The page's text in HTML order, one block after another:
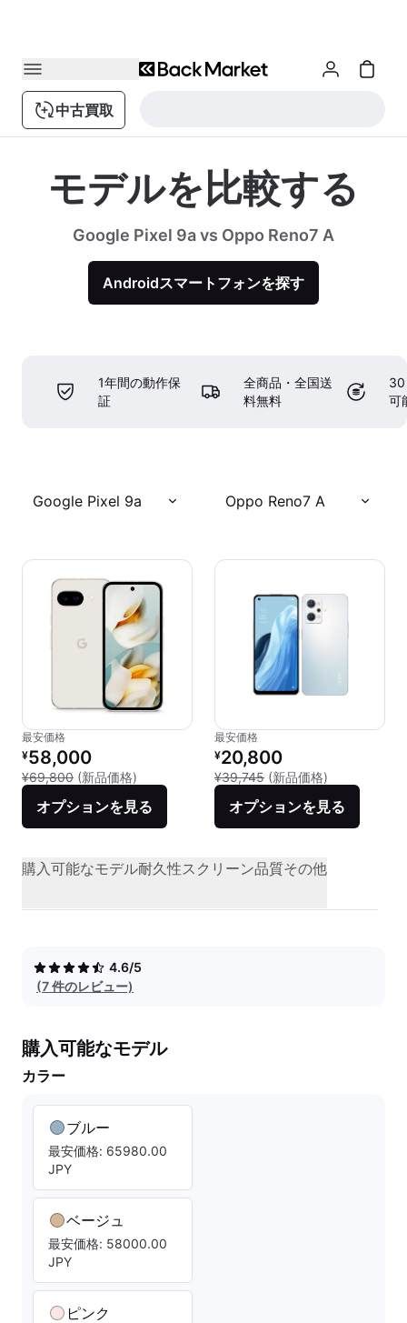
中古買取
モデルを比較する
Google Pixel 9a vs Oppo Reno7 A
Androidスマートフォンを探す
1年間の動作保
証
全商品・全国送
料無料
30
可
Google Pixel 9a Oppo Reno7 A
最安価格
リファービッシュ品の価格：
¥58,000
¥69,800 (新品価格) 新品との比較：¥69,800
オプションを見る
最安価格
リファービッシュ品の価格：
¥20,800
¥39,745 (新品価格)
オプションを見る
購入可能なモデル耐久性スクリーン品質その他
4.6/5
(7 件のレビュー)
購入可能なモデル
カラー
ブルー
最安価格: 65980.00
JPY
ベージュ
最安価格: 58000.00
JPY
ピンク